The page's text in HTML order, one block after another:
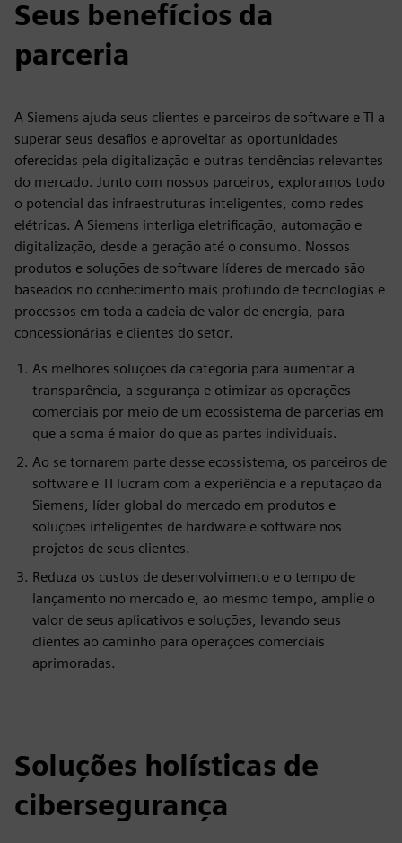
Seus benefícios da
parceria
A Siemens ajuda seus clientes e parceiros de software e TI a
superar seus desafios e aproveitar as oportunidades
oferecidas pela digitalização e outras tendências relevantes
do mercado. Junto com nossos parceiros, exploramos todo
o potencial das infraestruturas inteligentes, como redes
elétricas. A Siemens interliga eletrificação, automação e
digitalização, desde a geração até o consumo. Nossos
produtos e soluções de software líderes de mercado são
baseados no conhecimento mais profundo de tecnologias e
processos em toda a cadeia de valor de energia, para
concessionárias e clientes do setor.
As melhores soluções da categoria para aumentar a
transparência, a segurança e otimizar as operações
comerciais por meio de um ecossistema de parcerias em
que a soma é maior do que as partes individuais.
Ao se tornarem parte desse ecossistema, os parceiros de
software e TI lucram com a experiência e a reputação da
Siemens, líder global do mercado em produtos e
soluções inteligentes de hardware e software nos
projetos de seus clientes.
Reduza os custos de desenvolvimento e o tempo de
lançamento no mercado e, ao mesmo tempo, amplie o
valor de seus aplicativos e soluções, levando seus
clientes ao caminho para operações comerciais
aprimoradas.
Soluções holísticas de
cibersegurança